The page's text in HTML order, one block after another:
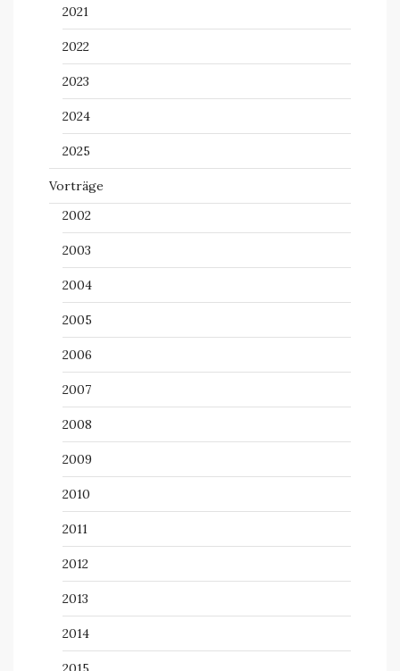
2021
2022
2023
2024
2025
Vorträge
2002
2003
2004
2005
2006
2007
2008
2009
2010
2011
2012
2013
2014